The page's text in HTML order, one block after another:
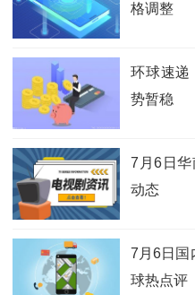
格调整
环球速递
势暂稳
7月6日华
动态
7月6日国
球热点评